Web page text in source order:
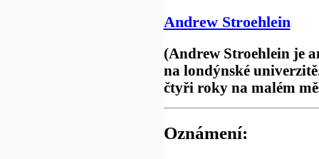
Andrew Stroehlein
(Andrew Stroehlein je
na londýnské
čtyři roky na malém
Oznámení: